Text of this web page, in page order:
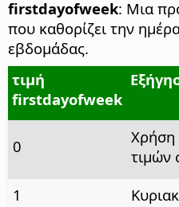
firstdayofweek: Μια
που καθορίζει την
εβδομάδας.
τιμή
firstdayofweek
0
Χρήση
τιμών
1